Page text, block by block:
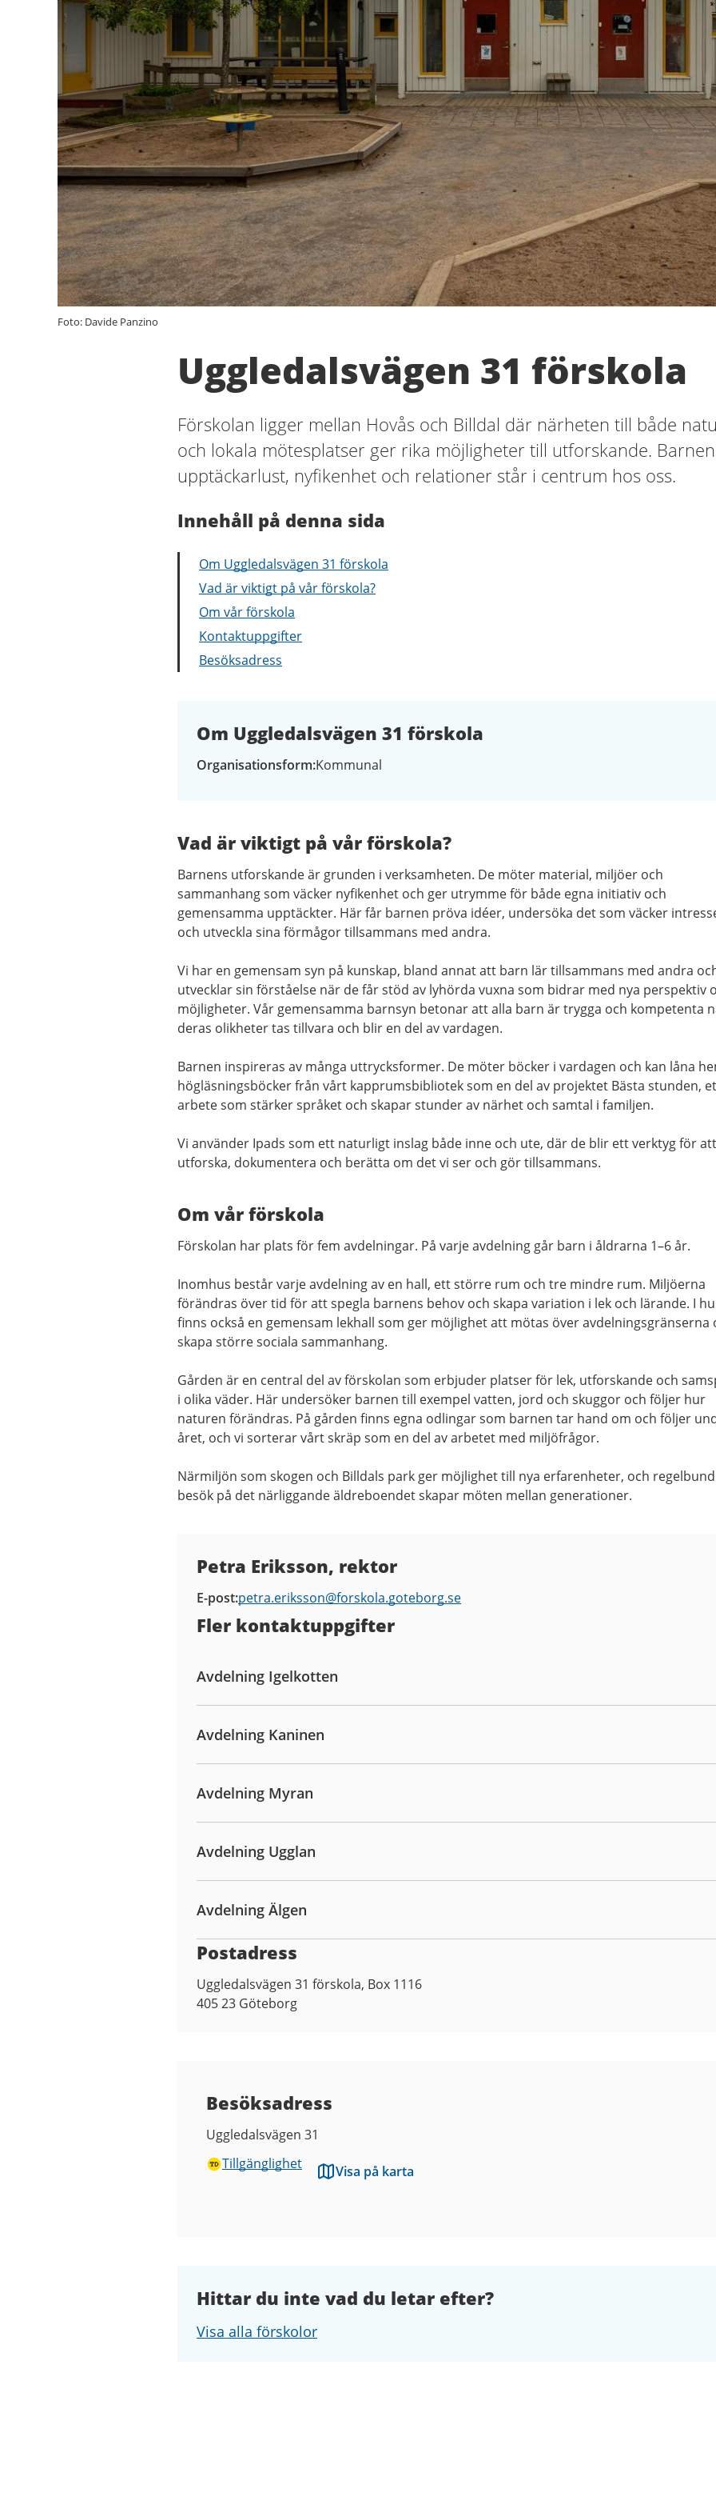
Foto: Davide Panzino
Uggledalsvägen 31 förskola
Förskolan ligger mellan Hovås och Billdal där närheten till både
och lokala mötesplatser ger rika möjligheter till utforskande.
upptäckarlust, nyfikenhet och relationer står i centrum hos oss.
Innehåll på denna sida
Om Uggledalsvägen 31 förskola
Vad är viktigt på vår förskola?
Om vår förskola
Kontaktuppgifter
Besöksadress
Om Uggledalsvägen 31 förskola
Organisationsform Kommunal
Vad är viktigt på vår förskola?
Barnens utforskande är grunden i verksamheten. De möter material, miljöer och
sammanhang som väcker nyfikenhet och ger utrymme för både egna initiativ och
gemensamma upptäckter. Här får barnen pröva idéer, undersöka det som väcker
och utveckla sina förmågor tillsammans med andra.
Vi har en gemensam syn på kunskap, bland annat att barn lär tillsammans med andra
utvecklar sin förståelse när de får stöd av lyhörda vuxna som bidrar med nya perspektiv
möjligheter. Vår gemensamma barnsyn betonar att alla barn är trygga och kompetenta
deras olikheter tas tillvara och blir en del av vardagen.
Barnen inspireras av många uttrycksformer. De möter böcker i vardagen och kan låna
högläsningsböcker från vårt kapprumsbibliotek som en del av projektet Bästa stunden,
arbete som stärker språket och skapar stunder av närhet och samtal i familjen.
Vi använder Ipads som ett naturligt inslag både inne och ute, där de blir ett verktyg för att
utforska, dokumentera och berätta om det vi ser och gör tillsammans.
Om vår förskola
Förskolan har plats för fem avdelningar. På varje avdelning går barn i åldrarna 1–6 år.
Inomhus består varje avdelning av en hall, ett större rum och tre mindre rum. Miljöerna
förändras över tid för att spegla barnens behov och skapa variation i lek och lärande. I
finns också en gemensam lekhall som ger möjlighet att mötas över avdelningsgränserna
skapa större sociala sammanhang.
Gården är en central del av förskolan som erbjuder platser för lek, utforskande och
i olika väder. Här undersöker barnen till exempel vatten, jord och skuggor och följer hur
naturen förändras. På gården finns egna odlingar som barnen tar hand om och följer
året, och vi sorterar vårt skräp som en del av arbetet med miljöfrågor.
Närmiljön som skogen och Billdals park ger möjlighet till nya erfarenheter, och
besök på det närliggande äldreboendet skapar möten mellan generationer.
Petra Eriksson, rektor
E-post petra.eriksson@forskola.goteborg.se
Fler kontaktuppgifter
Avdelning Igelkotten
Avdelning Kaninen
Avdelning Myran
Avdelning Ugglan
Avdelning Älgen
Postadress
Uggledalsvägen 31 förskola, Box 1116
405 23 Göteborg
Besöksadress
Uggledalsvägen 31
Tillgänglighet
Visa på karta
Hittar du inte vad du letar efter?
Visa alla förskolor